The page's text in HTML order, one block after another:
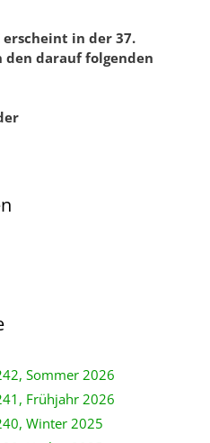
erscheint in der 37.
den darauf folgenden
Sommer 2026
Frühjahr 2026
Winter 2025